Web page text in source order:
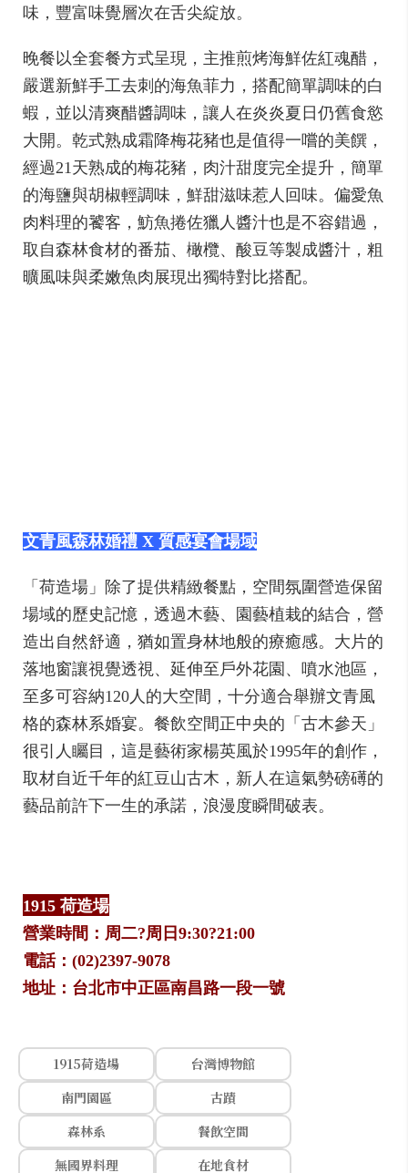
味，豐富味覺層次在舌尖綻放。
晚餐以全套餐方式呈現，主推煎烤海鮮佐紅魂醋，
嚴選新鮮手工去刺的海魚菲力，搭配簡單調味的白
蝦，並以清爽醋醬調味，讓人在炎炎夏日仍舊食慾
大開。乾式熟成霜降梅花豬也是值得一嚐的美饌，
經過21天熟成的梅花豬，肉汁甜度完全提升，簡單
的海鹽與胡椒輕調味，鮮甜滋味惹人回味。偏愛魚
肉料理的饕客，魴魚捲佐獵人醬汁也是不容錯過，
取自森林食材的番茄、橄欖、酸豆等製成醬汁，粗
曠風味與柔嫩魚肉展現出獨特對比搭配。
文青風森林婚禮 X 質感宴會場域
「荷造場」除了提供精緻餐點，空間氛圍營造保留
場域的歷史記憶，透過木藝、園藝植栽的結合，營
造出自然舒適，猶如置身林地般的療癒感。大片的
落地窗讓視覺透視、延伸至戶外花園、噴水池區，
至多可容納120人的大空間，十分適合舉辦文青風
格的森林系婚宴。餐飲空間正中央的「古木參天」
很引人矚目，這是藝術家楊英風於1995年的創作，
取材自近千年的紅豆山古木，新人在這氣勢磅礡的
藝品前許下一生的承諾，浪漫度瞬間破表。
1915 荷造場
營業時間：周二?周日9:30?21:00
電話：(02)2397-9078
地址：台北市中正區南昌路一段一號
1915荷造場
台灣博物館
南門園區
古蹟
森林系
餐飲空間
無國界料理
在地食材